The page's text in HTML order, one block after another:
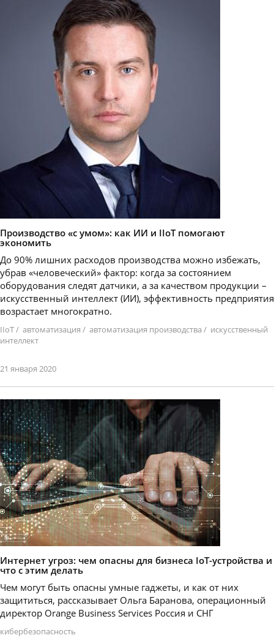
Производство «с умом»: как ИИ и IIoT помогают
экономить
До 90% лишних расходов производства можно избежать,
убрав «человеческий» фактор: когда за состоянием
оборудования следят датчики, а за качеством продукции –
искусственный интеллект (ИИ), эффективность предприятия
возрастает многократно.
IIoT/ автоматизация / автоматизация производства / искусственный
интеллект
21 января 2020
Интернет угроз: чем опасны для бизнеса IoT-устройства и
что с этим делать
Чем могут быть опасны умные гаджеты, и как от них
защититься, рассказывает Ольга Баранова, операционный
директор Orange Business Services Россия и СНГ
кибербезопасность